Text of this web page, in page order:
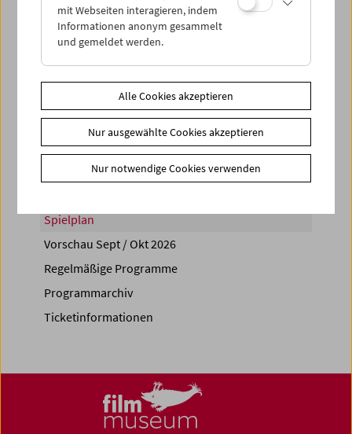
Share on
Spielplan
Vorschau Sept / Okt 2026
Regelmäßige Programme
Programmarchiv
Ticketinformationen
mit Webseiten interagieren, indem
Informationen anonym gesammelt
und gemeldet werden.
Alle Cookies akzeptieren
Nur ausgewählte Cookies akzeptieren
Nur notwendige Cookies verwenden